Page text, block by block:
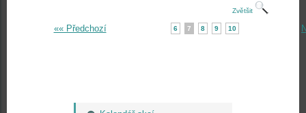
Zvětšit
«« Předchozí 6 7 8 9 10